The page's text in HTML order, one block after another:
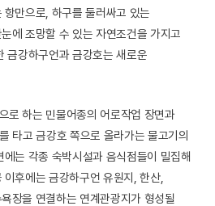
만으로, 하구를 둘러싸고 있는
에 조망할 수 있는 자연조건을 가지고
금강하구언과 금강호는 새로운
로 하는 민물어종의 어로작업 장면과
타고 금강호 쪽으로 올라가는 물고기의
는 각종 숙박시설과 음식점들이 밀집해
후에는 금강하구언 유원지, 한산,
장을 연결하는 연계관광지가 형성될